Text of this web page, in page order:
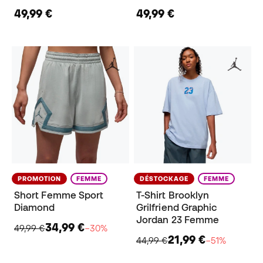
49,99 € 49,99 €
PROMOTION FEMME
Short Femme Sport
Diamond
49,99 €34,99 €−30%
DÉSTOCKAGE FEMME
T-Shirt Brooklyn
Grilfriend Graphic
Jordan 23 Femme
44,99 €21,99 €−51%